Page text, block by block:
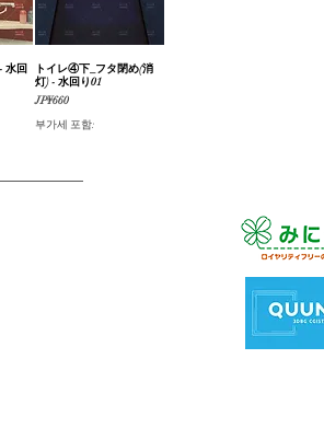
水回
제품보기
トイレ④下_フタ閉め(消
灯) - 水回り01
가격
JP¥660
부가세 포함: